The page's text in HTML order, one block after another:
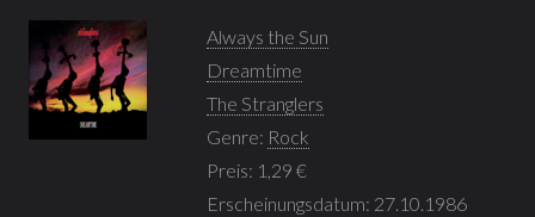
Always the Sun
Dreamtime
The Stranglers
Genre: Rock
Preis: 1,29 €
Erscheinungsdatum: 27.10.1986